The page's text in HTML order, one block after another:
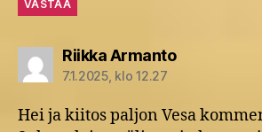
VASTAA
Riikka Armantosanoo:
7.1.2025, klo 12.27
Hei ja kiitos paljon Vesa